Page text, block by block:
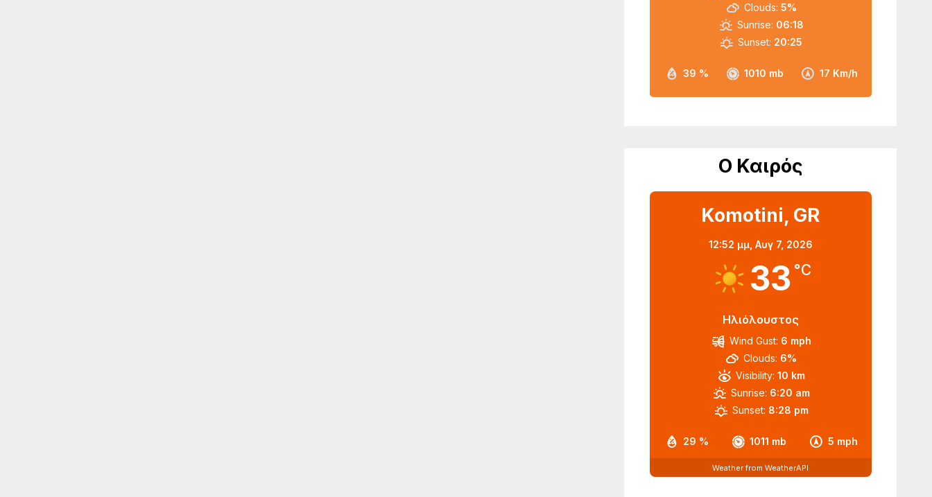
39 % 1010 mb 17 Km/h
Clouds: 5%
Sunrise: 06:18
Sunset: 20:25
Ο Καιρός
Komotini, GR
12:52 μμ, Αυγ 7, 2026
33 °C
Ηλιόλουστος
29 % 1011 mb 5 mph
Wind Gust: 6 mph
Clouds: 6%
Visibility: 10 km
Sunrise: 6:20 am
Sunset: 8:28 pm
Weather from WeatherAPI